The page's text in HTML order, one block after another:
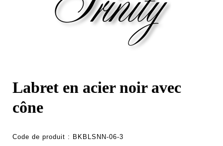
Labret en acier noir avec
cône
Code de produit : BKBLSNN-06-3